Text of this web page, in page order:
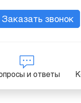
Заказать звонок
и ответы